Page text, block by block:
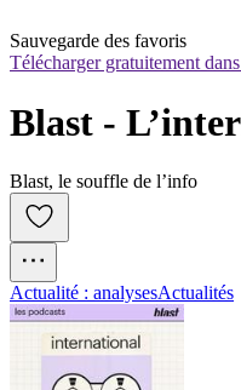
Sauvegarde des favoris
Télécharger gratuitement
Blast -
Blast, le souffle de l’info
Actualité : analysesActualités